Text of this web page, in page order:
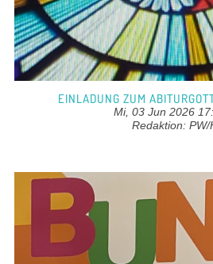
EINLADUNG ZUM
Mi, 03 Jun 2026
Redaktion: PW/